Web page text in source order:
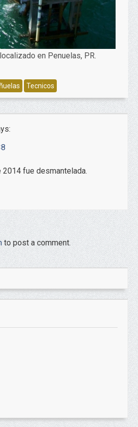
en Penuelas, PR.
Tecnicos
2014 fue desmantelada.
to post a comment.